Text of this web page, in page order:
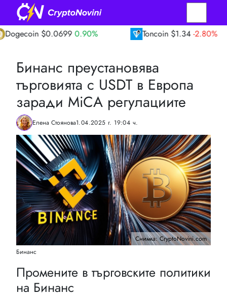
$0.0699 0.90% Toncoin $1.34 -2.80%
Бинанс преустановява
търгoвията с USDT в Европа
заради MiCA регулациите
Елена Стоянова1.04.2025 г. 19:04 ч.
Снимка: CryptoNovini.com
Бинанс
Промените в търговските политики
на Бинанс